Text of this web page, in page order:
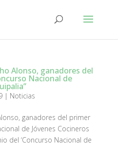
Alonso, ganadores del
Nacional de
| Noticias
ganadores del primer
de Jóvenes Cocineros
del ‘Concurso Nacional de